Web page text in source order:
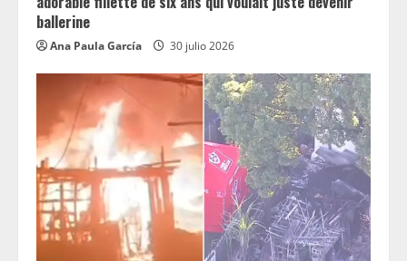
ballerine
Ana Paula García 30 julio 2026